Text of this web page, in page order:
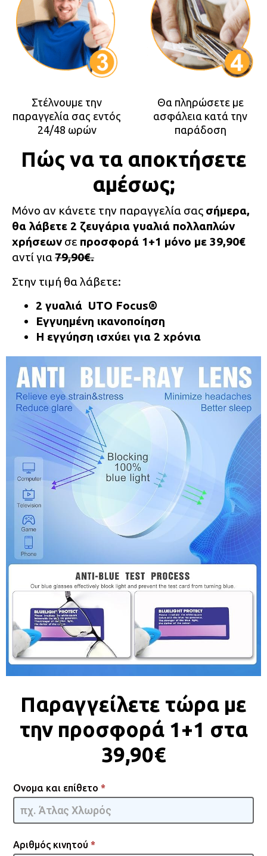
Στέλνουμε την
παραγγελία σας εντός
24/48 ωρών
Θα πληρώσετε με
ασφάλεια κατά την
παράδοση
Πώς να τα αποκτήσετε
αμέσως;
Μόνο αν κάνετε την παραγγελία σας σήμερα,
θα λάβετε 2 ζευγάρια γυαλιά πολλαπλών
χρήσεωνσε προσφορά 1+1 μόνο με 39,90€
αντί για79,90€.
Στην τιμή θα λάβετε:
2 γυαλιά UTO Focus®
Εγγυημένη ικανοποίηση
Η εγγύηση ισχύει για 2 χρόνια
Παραγγείλετε τώρα με
την προσφορά 1+1 στα
39,90€
Occhiali
2x1 [GR] -
GpmQMIA
| 01
Ονομα και επίθετο *
Αριθμός κινητού *